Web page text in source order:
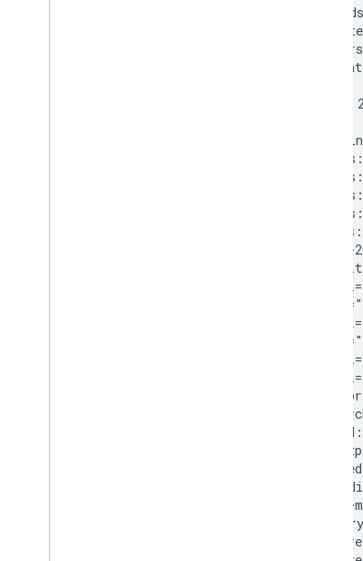
GET /
Host:
GData-
HTTP/1.1
<feed
<link
<link
<link
<link
<entry
  <title>
<link